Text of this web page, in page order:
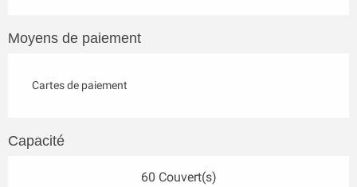
Moyens de paiement
Cartes de paiement
Capacité
60 Couvert(s)